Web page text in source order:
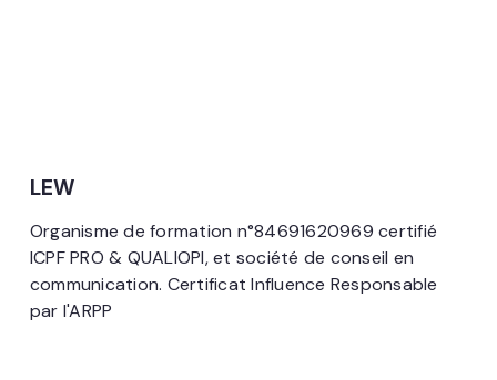
LEW
Organisme de formation n°84691620969 certifié
ICPF PRO & QUALIOPI, et société de conseil en
communication. Certificat Influence Responsable
par l'ARPP